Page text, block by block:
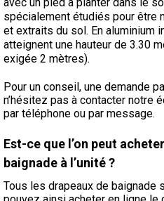
spécialement étudiés pour être
et extraits du sol. En aluminium
atteignent une hauteur de 3.30
exigée 2 mètres).
Pour un conseil, une demande
n’hésitez pas à contacter notre
par téléphone ou par message.
Est-ce que l’on peut
baignade à l’unité ?
Tous les drapeaux de baignade